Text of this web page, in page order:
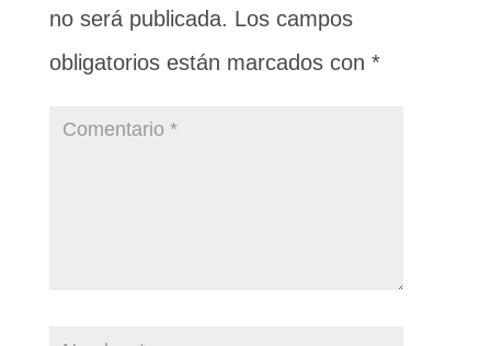
no será publicada. Los campos
obligatorios están marcados con *